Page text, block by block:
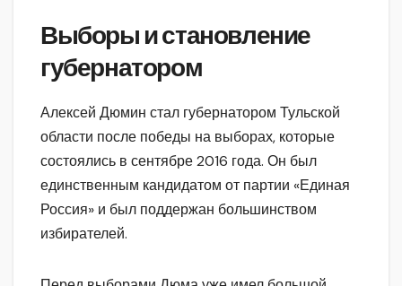
Выборы и становление
губернатором
Алексей Дюмин стал губернатором Тульской
области после победы на выборах, которые
состоялись в сентябре 2016 года. Он был
единственным кандидатом от партии «Единая
Россия» и был поддержан большинством
избирателей.